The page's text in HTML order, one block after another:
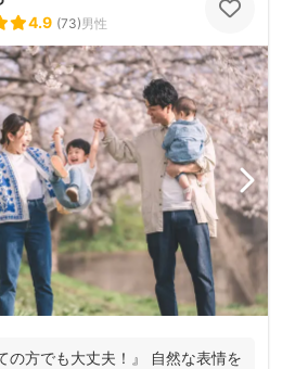
4.9 (73)男性
の方でも大丈夫！』 自然な表情を